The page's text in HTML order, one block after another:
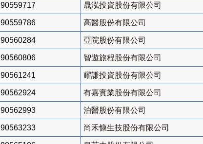
90559717 晟泓投資股份有限公司
90559786 高醫股份有限公司
90560284 亞院股份有限公司
90560806 智遊旅程股份有限公司
90561241 耀謙投資股份有限公司
90562924 有嘉實業股份有限公司
90562993 泊醫股份有限公司
90563233 尚禾慷生技股份有限公司